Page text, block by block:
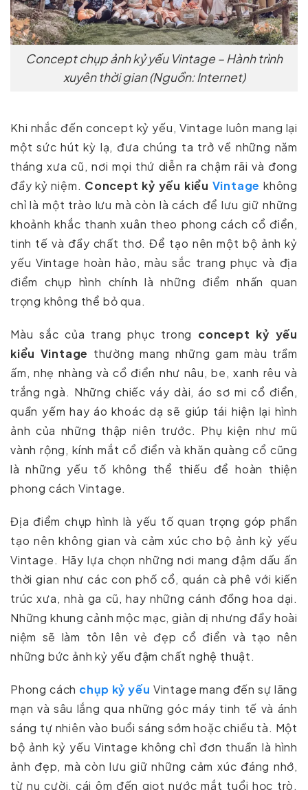
Concept chụp ảnh kỷ yếu Vintage – Hành trình
xuyên thời gian (Nguồn: Internet)
Khi nhắc đến concept kỷ yếu, Vintage luôn mang lại
một sức hút kỳ lạ, đưa chúng ta trở về những năm
tháng xưa cũ, nơi mọi thứ diễn ra chậm rãi và đong
đầy kỷ niệm. Concept kỷ yếu kiểu Vintage không
chỉ là một trào lưu mà còn là cách để lưu giữ những
khoảnh khắc thanh xuân theo phong cách cổ điển,
tinh tế và đầy chất thơ. Để tạo nên một bộ ảnh kỷ
yếu Vintage hoàn hảo, màu sắc trang phục và địa
điểm chụp hình chính là những điểm nhấn quan
trọng không thể bỏ qua.
Màu sắc của trang phục trong concept kỷ yếu
kiểu Vintage thường mang những gam màu trầm
ấm, nhẹ nhàng và cổ điển như nâu, be, xanh rêu và
trắng ngà. Những chiếc váy dài, áo sơ mi cổ điển,
quần yếm hay áo khoác dạ sẽ giúp tái hiện lại hình
ảnh của những thập niên trước. Phụ kiện như mũ
vành rộng, kính mắt cổ điển và khăn quàng cổ cũng
là những yếu tố không thể thiếu để hoàn thiện
phong cách Vintage.
Địa điểm chụp hình là yếu tố quan trọng góp phần
tạo nên không gian và cảm xúc cho bộ ảnh kỷ yếu
Vintage. Hãy lựa chọn những nơi mang đậm dấu ấn
thời gian như các con phố cổ, quán cà phê với kiến
trúc xưa, nhà ga cũ, hay những cánh đồng hoa dại.
Những khung cảnh mộc mạc, giản dị nhưng đầy hoài
niệm sẽ làm tôn lên vẻ đẹp cổ điển và tạo nên
những bức ảnh kỷ yếu đậm chất nghệ thuật.
Phong cách chụp kỷ yếu Vintage mang đến sự lãng
mạn và sâu lắng qua những góc máy tinh tế và ánh
sáng tự nhiên vào buổi sáng sớm hoặc chiều tà. Một
bộ ảnh kỷ yếu Vintage không chỉ đơn thuần là hình
ảnh đẹp, mà còn lưu giữ những cảm xúc đáng nhớ,
từ nụ cười, cái ôm đến giọt nước mắt tuổi học trò.